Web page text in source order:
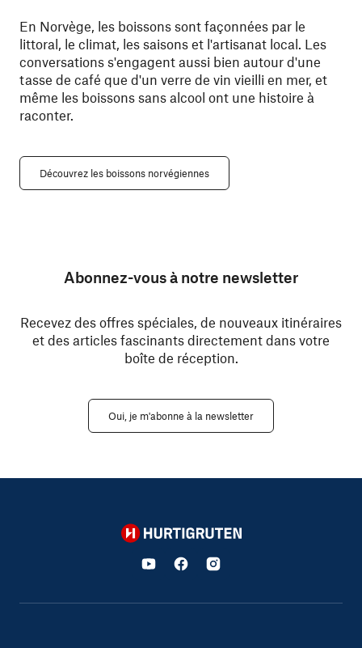
En Norvège, les boissons sont façonnées par le
littoral, le climat, les saisons et l'artisanat local. Les
conversations s'engagent aussi bien autour d'une
tasse de café que d'un verre de vin vieilli en mer, et
même les boissons sans alcool ont une histoire à
raconter.
Découvrez les boissons norvégiennes
Abonnez-vous à notre newsletter
Recevez des offres spéciales, de nouveaux itinéraires
et des articles fascinants directement dans votre
boîte de réception.
Oui, je m'abonne à la newsletter
Hurtigruten